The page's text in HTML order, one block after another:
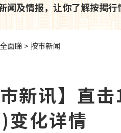
闻及情报，让你了解按揭行
面睇 >按市新闻
市新讯】直
变化详情